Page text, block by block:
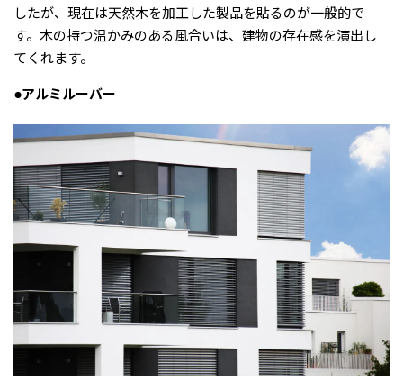
したが、現在は天然木を加工した製品を貼るのが一般的で
す。木の持つ温かみのある風合いは、建物の存在感を演出し
てくれます。
●アルミルーバー